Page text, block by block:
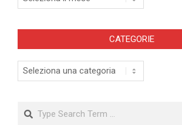
CATEGORIE
Categorie
Search